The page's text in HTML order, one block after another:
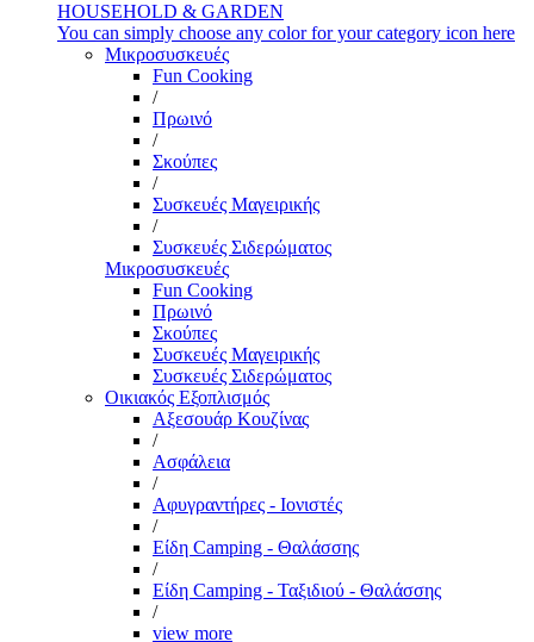
HOUSEHOLD & GARDEN
You can simply choose any color for your category icon here
Μικροσυσκευές
Fun Cooking
/
Πρωινό
/
Σκούπες
/
Συσκευές Μαγειρικής
/
Συσκευές Σιδερώματος
Μικροσυσκευές
Fun Cooking
Πρωινό
Σκούπες
Συσκευές Μαγειρικής
Συσκευές Σιδερώματος
Οικιακός Εξοπλισμός
Αξεσουάρ Κουζίνας
/
Ασφάλεια
/
Αφυγραντήρες - Ιονιστές
/
Είδη Camping - Θαλάσσης
/
Είδη Camping - Ταξιδιού - Θαλάσσης
/
view more